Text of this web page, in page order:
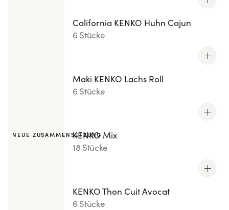
California KENKO Huhn Cajun
6 Stücke
Maki KENKO Lachs Roll
6 Stücke
NEUE ZUSAMMENSETZUNG
KENKO Mix
18 Stücke
KENKO Thon Cuit Avocat
6 Stücke